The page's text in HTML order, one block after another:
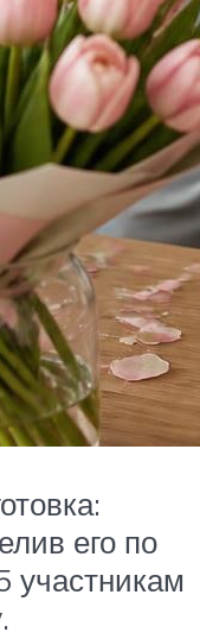
его по
участникам